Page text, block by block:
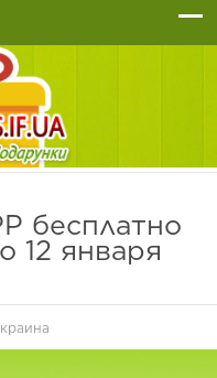
бесплатно
12 января